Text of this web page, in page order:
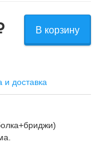
В корзину
и доставка